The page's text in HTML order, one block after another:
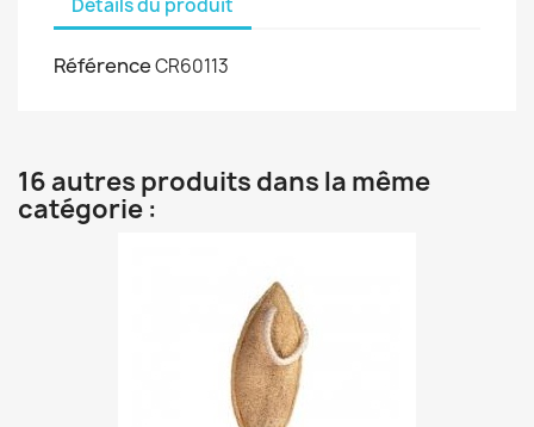
RéférenceCR60113
16 autres produits dans la même
catégorie :